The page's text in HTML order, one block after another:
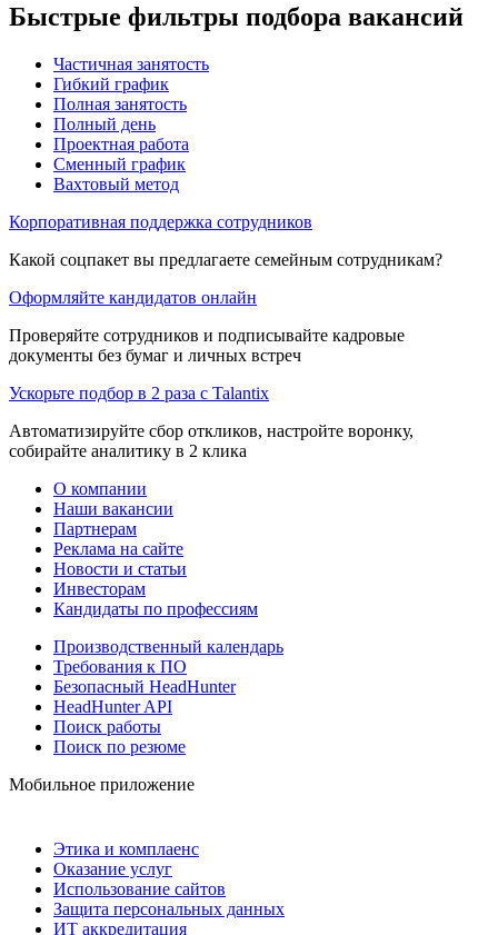
Быстрые фильтры подбора вакансий
Частичная занятость
Гибкий график
Полная занятость
Полный день
Проектная работа
Сменный график
Вахтовый метод
Корпоративная поддержка сотрудников
Какой соцпакет вы предлагаете семейным сотрудникам?
Оформляйте кандидатов онлайн
Проверяйте сотрудников и подписывайте кадровые
документы без бумаг и личных встреч
Ускорьте подбор в 2 раза с Talantix
Автоматизируйте сбор откликов, настройте воронку,
собирайте аналитику в 2 клика
О компании
Наши вакансии
Партнерам
Реклама на сайте
Новости и статьи
Инвесторам
Кандидаты по профессиям
Производственный календарь
Требования к ПО
Безопасный HeadHunter
HeadHunter API
Поиск работы
Поиск по резюме
Мобильное приложение
Этика и комплаенс
Оказание услуг
Использование сайтов
Защита персональных данных
ИТ аккредитация